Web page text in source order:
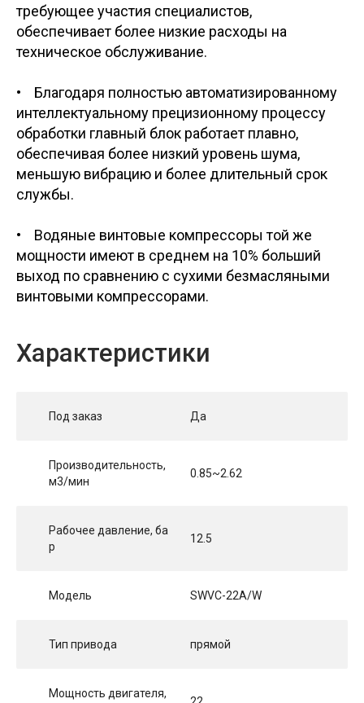
требующее участия специалистов,
обеспечивает более низкие расходы на
техническое обслуживание.
• Благодаря полностью автоматизированному
интеллектуальному прецизионному процессу
обработки главный блок работает плавно,
обеспечивая более низкий уровень шума,
меньшую вибрацию и более длительный срок
службы.
• Водяные винтовые компрессоры той же
мощности имеют в среднем на 10% больший
выход по сравнению с сухими безмасляными
винтовыми компрессорами.
Характеристики
Под заказ Да
Производительность,
м3/мин
0.85~2.62
Рабочее давление, ба
р
12.5
Модель SWVC-22A/W
Тип привода прямой
Мощность двигателя,